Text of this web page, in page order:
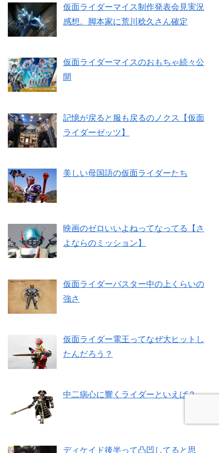
仮面ライダーマイス制作発表会見実況
感想。脚本家に荒川稔久さん確定
仮面ライダーマイスのおもちゃ続々公
開
記憶が戻ると服も戻るのノクス【仮面
ライダーゼッツ】
美しい母国語の仮面ライダーたち
映画のゼロいいよねってなってる【さ
よならのミッション】
仮面ライダーバスター中の上くらいの
強さ
仮面ライダー電王ってなぜ大ヒットし
たんだろう？
中二病心に響くライダーといえば？
ディケイド後半って凸凹してると思